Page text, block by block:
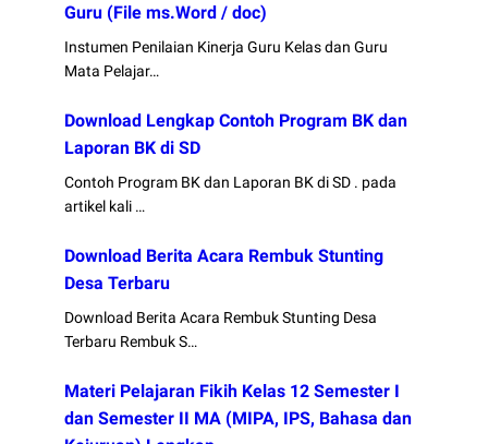
Guru (File ms.Word / doc)
Instumen Penilaian Kinerja Guru Kelas dan Guru
Mata Pelajar…
Download Lengkap Contoh Program BK dan
Laporan BK di SD
Contoh Program BK dan Laporan BK di SD . pada
artikel kali …
Download Berita Acara Rembuk Stunting
Desa Terbaru
Download Berita Acara Rembuk Stunting Desa
Terbaru Rembuk S…
Materi Pelajaran Fikih Kelas 12 Semester I
dan Semester II MA (MIPA, IPS, Bahasa dan